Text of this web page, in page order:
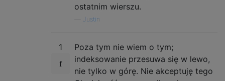
ostatnim wierszu.
Justin
1
Poza tym nie wiem o tym;
indeksowanie przesuwa się w lewo,
nie tylko w górę. Nie akceptuję tego